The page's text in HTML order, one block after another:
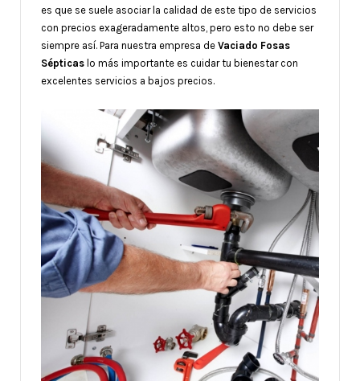
es que se suele asociar la calidad de este tipo de servicios
con precios exageradamente altos, pero esto no debe ser
siempre así. Para nuestra empresa de Vaciado Fosas
Sépticas lo más importante es cuidar tu bienestar con
excelentes servicios a bajos precios.